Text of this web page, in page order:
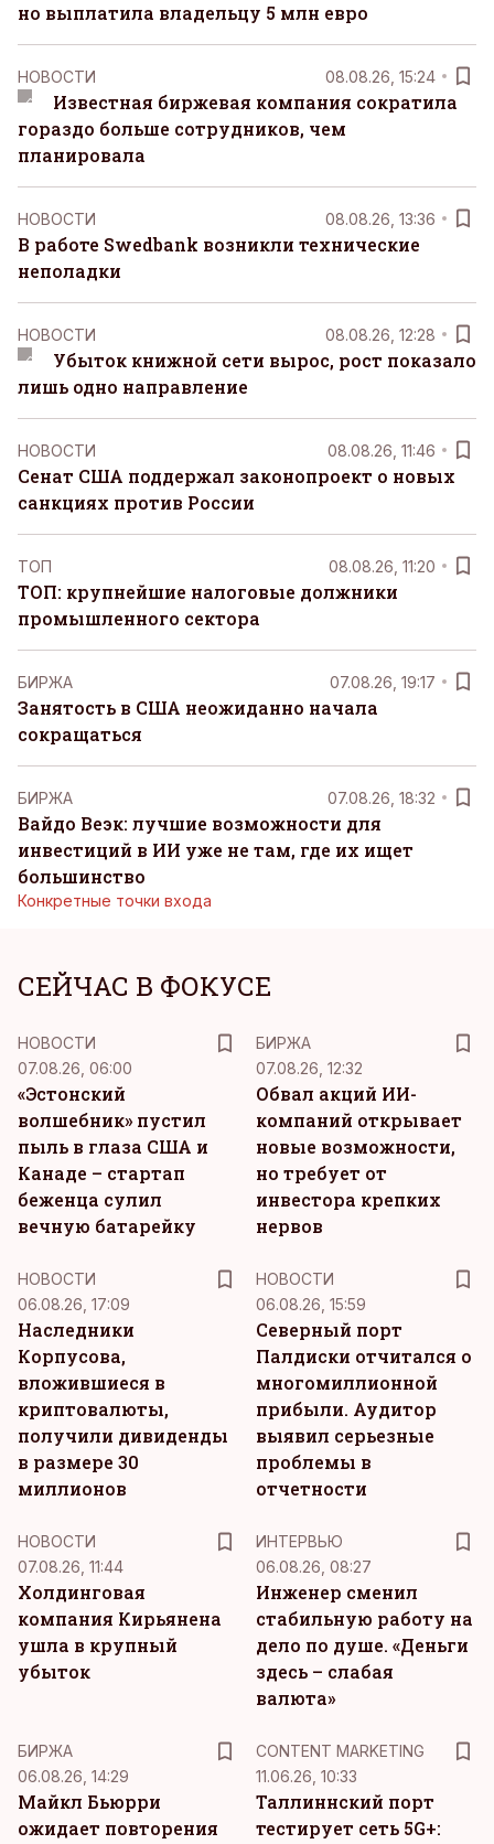
но выплатила владельцу 5 млн евро
НОВОСТИ 08.08.26, 15:24
Известная биржевая компания сократила
гораздо больше сотрудников, чем
планировала
НОВОСТИ 08.08.26, 13:36
В работе Swedbank возникли технические
неполадки
НОВОСТИ 08.08.26, 12:28
Убыток книжной сети вырос, рост показало
лишь одно направление
НОВОСТИ 08.08.26, 11:46
Сенат США поддержал законопроект о новых
санкциях против России
ТОП 08.08.26, 11:20
ТОП: крупнейшие налоговые должники
промышленного сектора
БИРЖА 07.08.26, 19:17
Занятость в США неожиданно начала
сокращаться
БИРЖА 07.08.26, 18:32
Вайдо Веэк: лучшие возможности для
инвестиций в ИИ уже не там, где их ищет
большинство
Конкретные точки входа
СЕЙЧАС В ФОКУСЕ
НОВОСТИ
07.08.26, 06:00
«Эстонский
волшебник» пустил
пыль в глаза США и
Канаде – стартап
беженца сулил
вечную батарейку
БИРЖА
07.08.26, 12:32
Обвал акций ИИ-
компаний открывает
новые возможности,
но требует от
инвестора крепких
нервов
НОВОСТИ
06.08.26, 17:09
Наследники
Корпусова,
вложившиеся в
криптовалюты,
получили дивиденды
в размере 30
миллионов
НОВОСТИ
06.08.26, 15:59
Северный порт
Палдиски отчитался о
многомиллионной
прибыли. Аудитор
выявил серьезные
проблемы в
отчетности
НОВОСТИ
07.08.26, 11:44
Холдинговая
компания Кирьянена
ушла в крупный
убыток
ИНТЕРВЬЮ
06.08.26, 08:27
Инженер сменил
стабильную работу на
дело по душе. «Деньги
здесь – слабая
валюта»
БИРЖА
06.08.26, 14:29
Майкл Бьюрри
ожидает повторения
CONTENT MARKETING
11.06.26, 10:33
Таллиннский порт
тестирует сеть 5G+: